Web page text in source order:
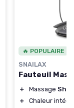
🔥 POPULAIRE
SNAILAX
Fauteuil
＋ Massage
＋
Chaleur